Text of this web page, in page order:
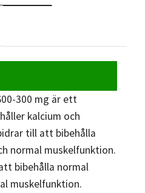
300 mg är ett
kalcium och
till att bibehålla
normal muskelfunktion.
bibehålla normal
muskelfunktion.